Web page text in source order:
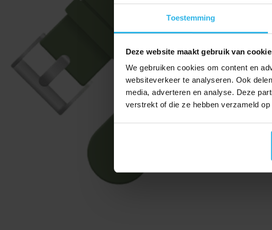
Toestemming
Deze website maakt gebruik van
We gebruiken cookies om content en
websiteverkeer te analyseren. Ook
media, adverteren en analyse. Deze
verstrekt of die ze hebben verzameld